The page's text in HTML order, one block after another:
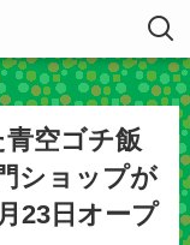
空ゴチ飯
ショップが
23日オープ